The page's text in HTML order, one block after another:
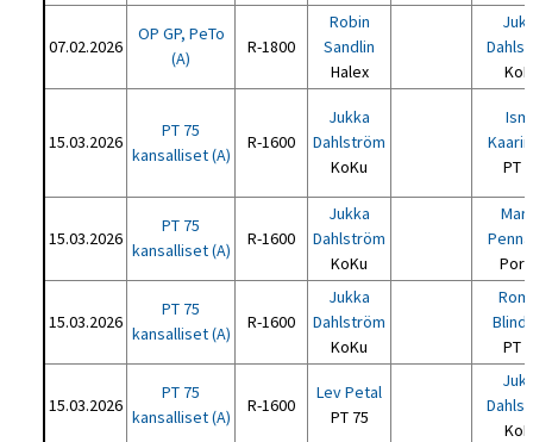
07.02.2026
OP GP, PeTo
(A)
R-1800
Robin
Sandlin
Halex
15.03.2026
PT 75
kansalliset (A)
R-1600
Jukka
Dahlström
KoKu
PT
15.03.2026
PT 75
kansalliset (A)
R-1600
Jukka
Dahlström
KoKu
Por-
15.03.2026
PT 75
kansalliset (A)
R-1600
Jukka
Dahlström
KoKu
PT
15.03.2026
PT 75
kansalliset (A)
R-1600
Lev Petal
PT 75